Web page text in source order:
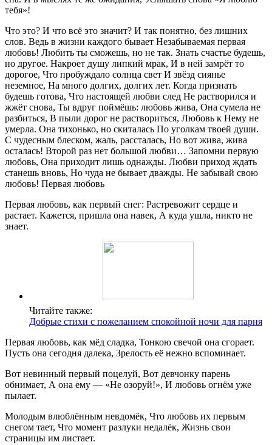
тебя»!
Что это? И что всё это значит? И так понятно, без лишних
слов. Ведь в жизни каждого бывает Незабываемая первая
любовь! Любить ты сможешь, но не так. Знать счастье будешь,
но другое. Накроет душу липкий мрак, И в ней замрёт то
дорогое, Что пробуждало солнца свет И звёзд сиянье
неземное, На много долгих, долгих лет. Когда признать
будешь готова, Что настоящей любви след Не растворился и
жжёт снова, Ты вдруг поймёшь: любовь жива, Она сумела не
разбиться, В пыли дорог не раствориться, Любовь к Нему не
умерла. Она тихонько, но скиталась По уголкам твоей души.
С чудесным блеском, жаль, рассталась, Но вот жива, жива
осталась! Второй раз нет большой любви… Запомни первую
любовь, Она приходит лишь однажды. Любви приход ждать
станешь вновь, Но чуда не бывает дважды. Не забывай свою
любовь! Первая любовь
Первая любовь, как первый снег: Растревожит сердце и
растает. Кажется, пришла она навек, А куда ушла, никто не
знает.
Читайте также:
Добрые стихи с пожеланием спокойной ночи для парня
Первая любовь, как мёд сладка, Тонкою свечой она сгорает.
Пусть она сегодня далека, Зрелость её нежно вспоминает.
Вот невинный первый поцелуй, Вот девчонку парень
обнимает, А она ему — «Не озоруй!», И любовь огнём уже
пылает.
Молодым влюблённым невдомёк, Что любовь их первым
снегом тает, Что момент разлуки недалёк, Жизнь свои
страницы им листает.